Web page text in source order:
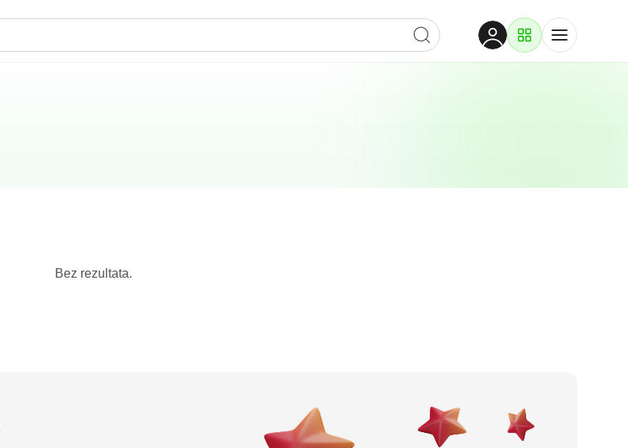
Posljednje recenzije
Bez rezultata.